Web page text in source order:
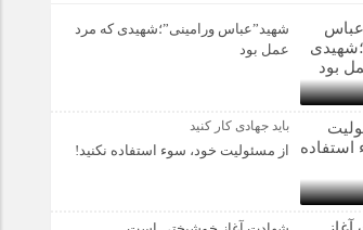
شهید”عباس ورامینی”؛شهیدی که مرد
عمل بود
باید جهادی کار کنید
از مسئولیت خود، سوء استفاده نکنید!